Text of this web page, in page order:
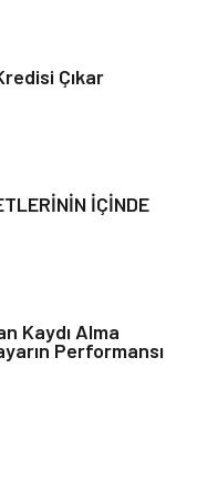
Çıkar
İÇİNDE
Kaydı Alma
Performansı